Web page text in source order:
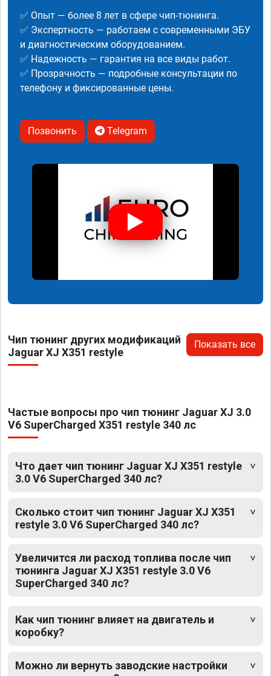
✅ Опыт — более 8 лет в сфере чип-тюнинга.
✅ Экспертность — работаем с современными ЭБУ
и диагностическим оборудованием.
✅ Надежность — гарантия на все виды работ.
✅ Прозрачность — подробные консультации по
телефону и фиксированные цены.
Позвонить Telegram
Чип тюнинг других модификаций
Jaguar XJ X351 restyle
Показать все
Частые вопросы про чип тюнинг Jaguar XJ 3.0
V6 SuperCharged X351 restyle 340 лс
Что дает чип тюнинг Jaguar XJ X351 restyle
3.0 V6 SuperCharged 340 лс?
Сколько стоит чип тюнинг Jaguar XJ X351
restyle 3.0 V6 SuperCharged 340 лс?
Увеличится ли расход топлива после чип
тюнинга Jaguar XJ X351 restyle 3.0 V6
SuperCharged 340 лс?
Как чип тюнинг влияет на двигатель и
коробку?
Можно ли вернуть заводские настройки